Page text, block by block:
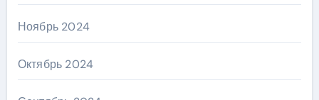
Ноябрь 2024
Октябрь 2024